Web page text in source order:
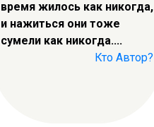
время жилось как никогда,
и нажиться они тоже
сумели как никогда....
Кто Автор?